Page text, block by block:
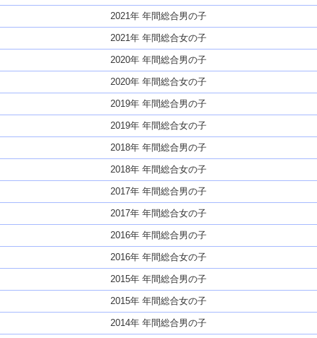
2021年 年間総合男の子
2021年 年間総合女の子
2020年 年間総合男の子
2020年 年間総合女の子
2019年 年間総合男の子
2019年 年間総合女の子
2018年 年間総合男の子
2018年 年間総合女の子
2017年 年間総合男の子
2017年 年間総合女の子
2016年 年間総合男の子
2016年 年間総合女の子
2015年 年間総合男の子
2015年 年間総合女の子
2014年 年間総合男の子